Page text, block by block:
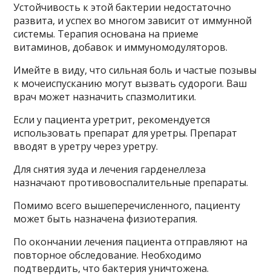
Устойчивость к этой бактерии недостаточно
развита, и успех во многом зависит от иммунной
системы. Терапия основана на приеме
витаминов, добавок и иммуномодуляторов.
Имейте в виду, что сильная боль и частые позывы
к мочеиспусканию могут вызвать судороги. Ваш
врач может назначить спазмолитики.
Если у пациента уретрит, рекомендуется
использовать препарат для уретры. Препарат
вводят в уретру через уретру.
Для снятия зуда и лечения гарденеллеза
назначают противовоспалительные препараты.
Помимо всего вышеперечисленного, пациенту
может быть назначена физиотерапия.
По окончании лечения пациента отправляют на
повторное обследование. Необходимо
подтвердить, что бактерия уничтожена.